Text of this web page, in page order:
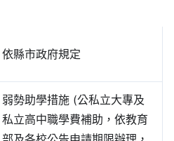
依縣市政府規定
弱勢助學措施 (公私立大專及
私立高中職學費補助，依教育